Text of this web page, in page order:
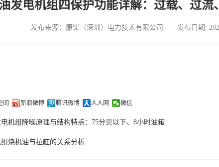
发电机组四保护功能详解：过载、过流
发布来源：康柴（深圳）电力技术有限公司 发布日期:
间 新浪微博 腾讯微博 人人网 微信
机组降噪原理与结构特点：75分贝以下、8小时油箱
烧机油与拉缸的关系分析